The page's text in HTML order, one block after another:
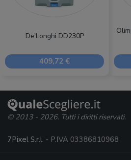
De'Longhi DD230P
409,72 €
© 2013 - 2026. Tutti i diritti riservati.
7Pixel S.r.l. - P.IVA 03386810968